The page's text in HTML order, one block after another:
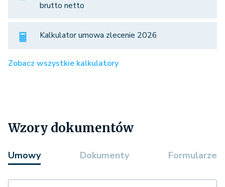
brutto netto
Kalkulator umowa zlecenie 2026
Zobacz wszystkie kalkulatory
Wzory dokumentów
Umowy Dokumenty Formularze